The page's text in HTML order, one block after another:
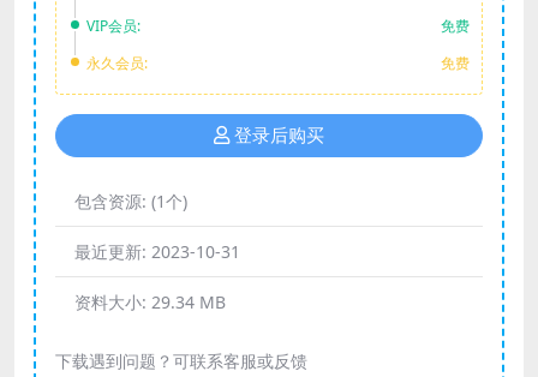
VIP会员:
免费
永久会员:
免费
登录后购买
包含资源: (1个)
最近更新: 2023-10-31
资料大小: 29.34 MB
下载遇到问题？可联系客服或反馈